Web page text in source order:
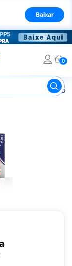
Baixar
0
Remédio